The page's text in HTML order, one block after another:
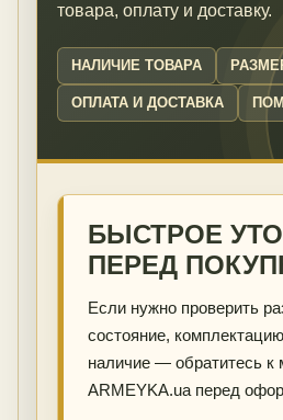
товара, оплату и доставку.
НАЛИЧИЕ ТОВАРА
ОПЛАТА И ДОСТАВКА
БЫСТРОЕ
ПЕРЕД
Если нужно проверить
состояние,
наличие — обратитесь к
ARMEYKA.ua перед